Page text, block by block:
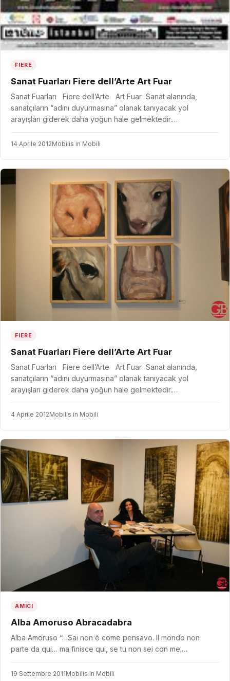
FIERE
Sanat Fuarları Fiere dell’Arte Art Fuar
Sanat Fuarları Fiere dell’Arte Art Fuar Sanat alanında,
sanatçıların “adını duyurmasına” olanak tanıyacak yol
arayışları giderek daha yoğun hale gelmektedir.…
14 Aprile 2012Mobilis in Mobili
FIERE
Sanat Fuarları Fiere dell’Arte Art Fuar
Sanat Fuarları Fiere dell’Arte Art Fuar Sanat alanında,
sanatçıların “adını duyurmasına” olanak tanıyacak yol
arayışları giderek daha yoğun hale gelmektedir.…
4 Aprile 2012Mobilis in Mobili
AMICI
Alba Amoruso Abracadabra
Alba Amoruso “…Sai non è come pensavo. Il mondo non
parte da qui… ma finisce qui, se tu non sei con me.…
19 Settembre 2011Mobilis in Mobili